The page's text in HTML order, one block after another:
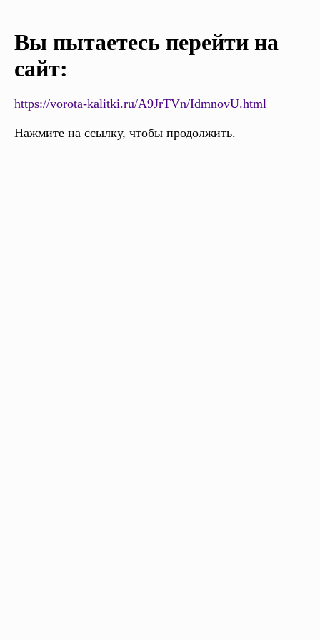
Вы пытаетесь перейти на
сайт:
https://vorota-kalitki.ru/A9JrTVn/IdmnovU.html
Нажмите на ссылку, чтобы продолжить.